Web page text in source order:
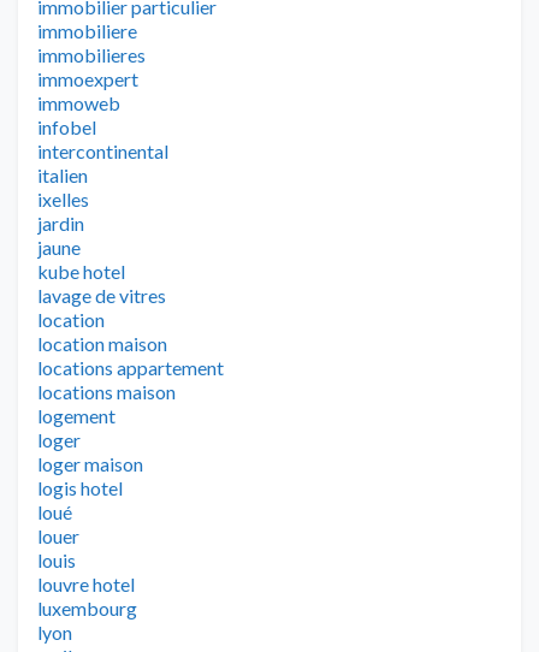
immobilier particulier
immobiliere
immobilieres
immoexpert
immoweb
infobel
intercontinental
italien
ixelles
jardin
jaune
kube hotel
lavage de vitres
location
location maison
locations appartement
locations maison
logement
loger
loger maison
logis hotel
loué
louer
louis
louvre hotel
luxembourg
lyon